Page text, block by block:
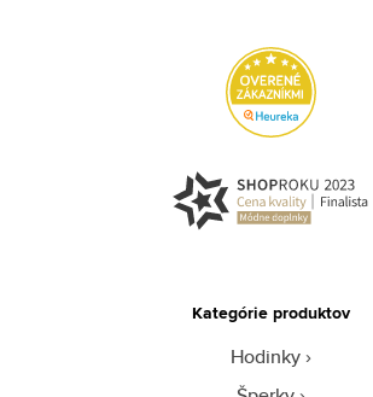
Kategórie produktov
Hodinky